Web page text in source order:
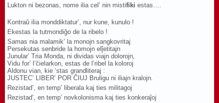
Lukton ni bezonas, nome ilia cel’ nin mistifiki estas….
Kontraŭ ilia monddiktatur’, nur kune, kunulo !
Ekestas la tutmondiĝo de la ribelo !
Samas nia malamik’ la monojn sangkovritaj
Persekutas senbride la homojn elĵetitajn
Junular’ Tria Monda, ni dividas viajn dolorojn,
Vidu for’ l’ĉielarkon, estas de l’ribel la koloroj
Aldonu vian, kie ‘stas grandliteraj :
JUSTEC’ LIBER’ POR ĈIUJ Bruligu ni iliajn kralojn.
Rezistad’, en temp’ liberala kaj ties militagoj
Rezistad’, en temp’ novkolonisma kaj ties konkeraĵoj